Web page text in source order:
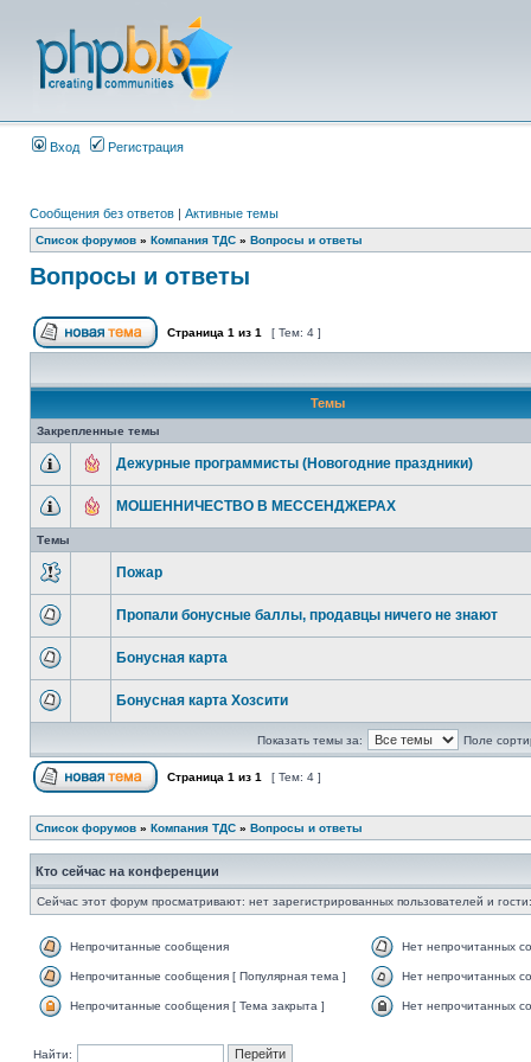
Вход Регистрация
Сообщения без ответов | Активные темы
Список форумов » Компания ТДС » Вопросы и ответы
Вопросы и ответы
Страница 1 из 1 [ Тем: 4 ]
Темы
Закрепленные темы
Дежурные программисты (Новогодние праздники)
МОШЕННИЧЕСТВО В МЕССЕНДЖЕРАХ
Темы
Пожар
Пропали бонусные баллы, продавцы ничего не знают
Бонусная карта
Бонусная карта Хозсити
Показать темы за: Поле
Страница 1 из 1 [ Тем: 4 ]
Список форумов » Компания ТДС » Вопросы и ответы
Кто сейчас на конференции
Сейчас этот форум просматривают: нет зарегистрированных пользователей и
Непрочитанные сообщения Нет непрочитанных
Непрочитанные сообщения [ Популярная тема ] Нет непрочитанных
Непрочитанные сообщения [ Тема закрыта ] Нет непрочитанных
Найти: